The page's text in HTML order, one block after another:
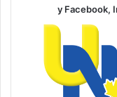
у Facebook,